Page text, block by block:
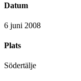
Datum
6 juni 2008
Plats
Södertälje